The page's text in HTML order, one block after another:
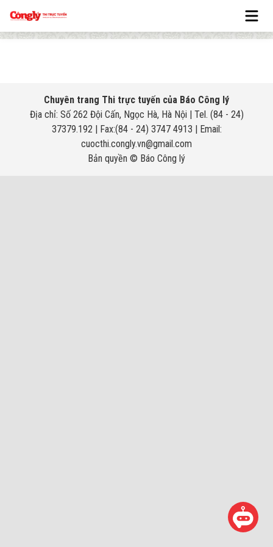
Chuyên trang Thi trực tuyến của Báo Công lý
Địa chỉ: Số 262 Đội Cấn, Ngọc Hà, Hà Nội | Tel. (84 - 24)
37379.192 | Fax:(84 - 24) 3747 4913 | Email:
cuocthi.congly.vn@gmail.com
Bản quyền © Báo Công lý